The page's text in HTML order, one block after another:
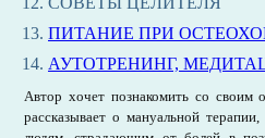
13. ПИТАНИЕ ПРИ
14. АУТОТРЕНИНГ,
Автор хочет познакомить со своим
рассказывает о мануальной